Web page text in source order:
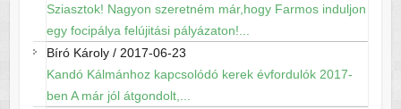
Sziasztok! Nagyon szeretném már,hogy Farmos induljon
egy focipálya felújitási pályázaton!...
Bíró Károly/ 2017-06-23
Kandó Kálmánhoz kapcsolódó kerek évfordulók 2017-
ben A már jól átgondolt,...